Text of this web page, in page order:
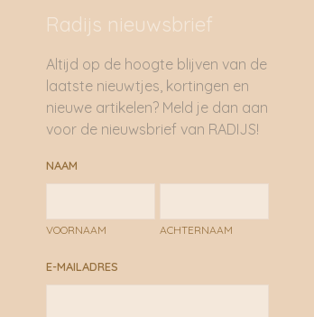
Radijs nieuwsbrief
Altijd op de hoogte blijven van de
laatste nieuwtjes, kortingen en
nieuwe artikelen? Meld je dan aan
voor de nieuwsbrief van RADIJS!
NAAM
VOORNAAM ACHTERNAAM
E-MAILADRES